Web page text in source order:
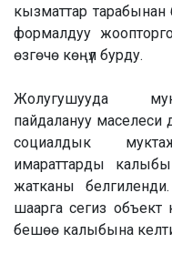
кызматтар
формалдуу
өзгөчө көңүл бурду.
Жолугушууда
пайдалануу маселеси
социалдык
имараттарды
жатканы
шаарга сегиз
бешөө калыбына